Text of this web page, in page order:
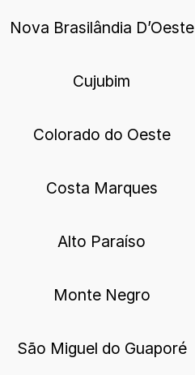
Nova Brasilândia D’Oeste
Cujubim
Colorado do Oeste
Costa Marques
Alto Paraíso
Monte Negro
São Miguel do Guaporé